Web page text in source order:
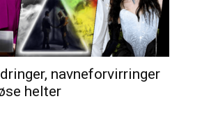
navneforvirringer
helter